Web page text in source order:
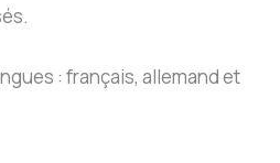
: français, allemand et